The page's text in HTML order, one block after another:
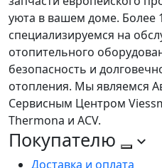
уюта в вашем доме. Более
специализируемся на
отопительного
безопасность и
отопления. Мы являемся
Сервисным Центром
Thermona и ACV.
Покупателю
Доставка и оплата